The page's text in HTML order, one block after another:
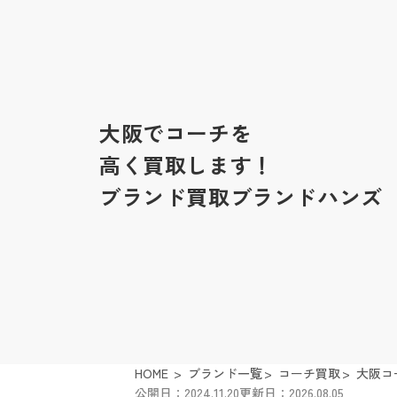
大阪でコーチを
高く買取します！
ブランド買取ブランドハンズ
HOME ブランド一覧 コーチ買取
大阪
公開日：2024.11.20更新日：2026.08.05